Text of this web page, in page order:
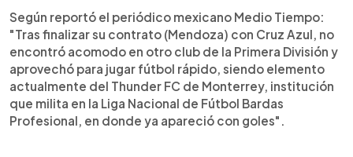
Según reportó el periódico mexicano Medio Tiempo:
"Tras finalizar su contrato (Mendoza) con Cruz Azul, no
encontró acomodo en otro club de la Primera División y
aprovechó para jugar fútbol rápido, siendo elemento
actualmente del Thunder FC de Monterrey, institución
que milita en la Liga Nacional de Fútbol Bardas
Profesional, en donde ya apareció con goles".